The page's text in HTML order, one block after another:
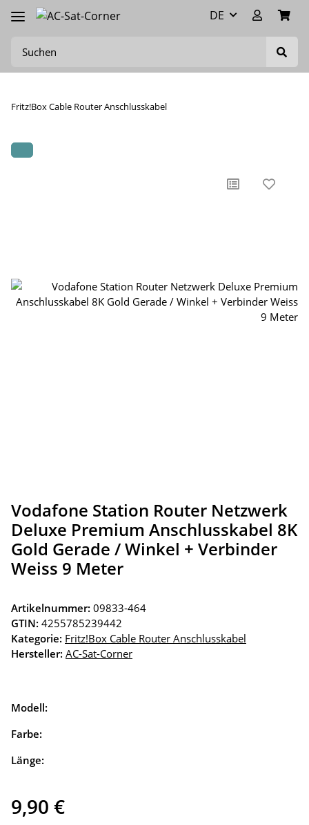
DE
Fritz!Box Cable Router Anschlusskabel
Vodafone Station Router Netzwerk
Deluxe Premium Anschlusskabel 8K
Gold Gerade / Winkel + Verbinder
Weiss 9 Meter
Artikelnummer: 09833-464
GTIN: 4255785239442
Kategorie: Fritz!Box Cable Router Anschlusskabel
Hersteller: AC-Sat-Corner
Modell:
Farbe:
Länge:
9,90 €